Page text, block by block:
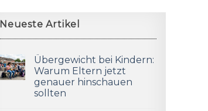
Neueste Artikel
Übergewicht bei Kindern:
Warum Eltern jetzt
genauer hinschauen
sollten